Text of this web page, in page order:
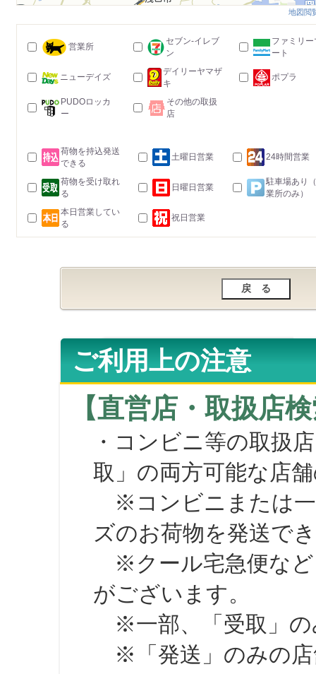
地図閲
営業所
セブン-イレブ
ン
ファミリー
ート
ニューデイズ
デイリーヤマザ
キ
ポプラ
PUDOロッカ
ー
その他の取扱
店
荷物を持込発送
できる
土曜日営業 24時間営業
荷物を受け取れ
る
日曜日営業
駐車場あり
業所のみ）
本日営業してい
る
祝日営業
ご利用上の注意
【直営店・取扱店
・コンビニ等の取扱
取」の両方可能な店
※コンビニまたは一
ズのお荷物を発送で
※クール宅急便など
がございます。
※一部、「受取」の
※「発送」のみの店